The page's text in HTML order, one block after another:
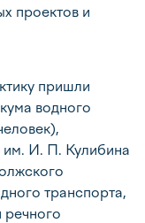
проектов и
пришли
водного
им. И. П. Кулибина
транспорта,
речного